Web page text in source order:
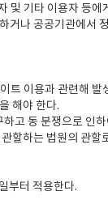
및 기타 이용자 등에
거나 공공기관에서
트 이용과 관련해 발
해야 한다.
고 동 분쟁으로 인
할하는 법원의 관할
부터 적용한다.